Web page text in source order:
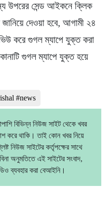
উপরের সেন্ড আইকনে ক্লিক
দেওয়া হবে, আগামী ২৪
করে গুগল ম্যাপে যুক্ত করা
গুগল ম্যাপে যুক্ত হয়ে
#news
বিভিন্ন নিউজ সাইট থেকে খবর
করে থাকি। তাই কোন খবর নিয়ে
নিউজ সাইটের কর্তৃপক্ষের সাথে
অনুমতিতে এই সাইটের সংবাদ,
ব্যবহার করা বেআইনি।